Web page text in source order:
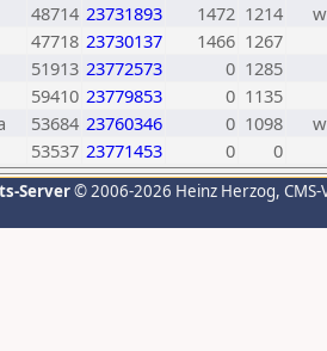
48714 23731893 1472 1214
w
47718 23730137 1466 1267
51913 23772573 0 1285
59410 23779853 0 1135
53684 23760346 0 1098
w
53537 23771453 0 0
Server© 2006-2026 Heinz Herzog,